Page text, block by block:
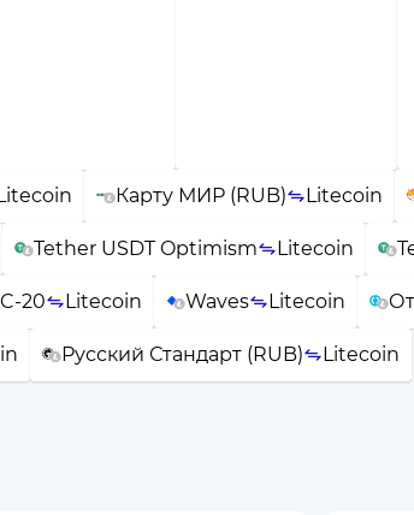
Карту МИР (RUB) Litecoin
Tether USDT Optimism Litecoin
20 Litecoin Waves Litecoin
Русский Стандарт (RUB) Litecoin